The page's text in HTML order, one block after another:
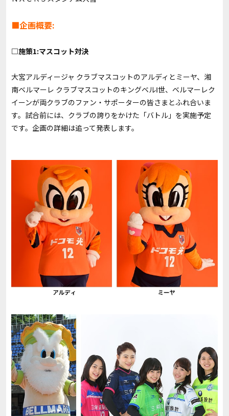
■企画概要:
□施策1:マスコット対決
大宮アルディージャ クラブマスコットのアルディとミーヤ、湘
南ベルマーレ クラブマスコットのキングベルⅠ世、ベルマーレク
イーンが両クラブのファン・サポーターの皆さまとふれ合いま
す。試合前には、クラブの誇りをかけた「バトル」を実施予定
です。企画の詳細は追って発表します。